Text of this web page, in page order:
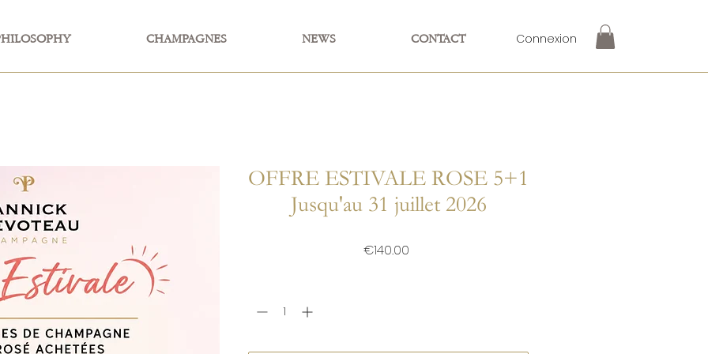
Connexion
CHAMPAGNES NEWS CONTACT
OFFRE ESTIVALE ROSE 5+1
Jusqu'au 31 juillet 2026
€140.00